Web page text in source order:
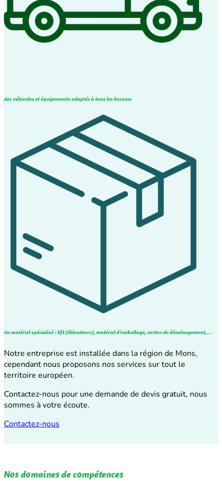
des véhicules et équipements adaptés à tous les besoins
du matériel spécialisé : lift (élévateurs), matériel d’emballage, carton de déménagement,…
Notre entreprise est installée dans la région de Mons,
cependant nous proposons nos services sur tout le
territoire européen.
Contactez-nous pour une demande de devis gratuit, nous
sommes à votre écoute.
Contactez-nous
Nos domaines de compétences